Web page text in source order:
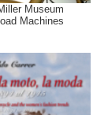
Museum
Machines